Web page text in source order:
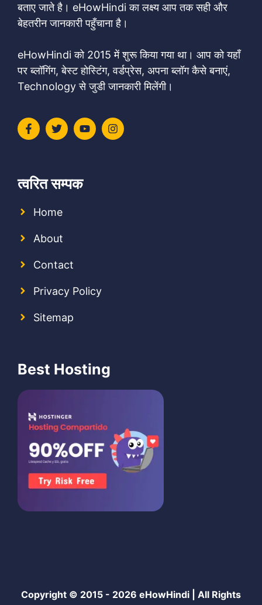
बताए जाते है। eHowHindi का लक्ष्य आप तक सही और
बेहतरीन जानकारी पहुँचाना है।
eHowHindi को 2015 में शुरू किया गया था। आप को यहाँ
पर ब्लॉगिंग, बेस्ट होस्टिंग, वर्डप्रेस, अपना ब्लॉग कैसे बनाएं,
Technology से जुडी जानकारी मिलेंगी।
त्वरित सम्पक
Home
About
Contact
Privacy Policy
Sitemap
Best Hosting
Copyright © 2015 - 2026 eHowHindi | All Rights